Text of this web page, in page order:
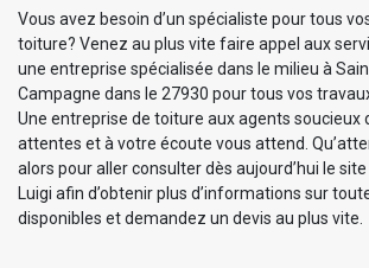
Vous avez besoin d’un spécialiste pour tous
toiture? Venez au plus vite faire appel aux
une entreprise spécialisée dans le milieu à
Campagne dans le 27930 pour tous vos
Une entreprise de toiture aux agents soucieux
attentes et à votre écoute vous attend.
alors pour aller consulter dès aujourd’hui le
Luigi afin d’obtenir plus d’informations sur
disponibles et demandez un devis au plus vite.